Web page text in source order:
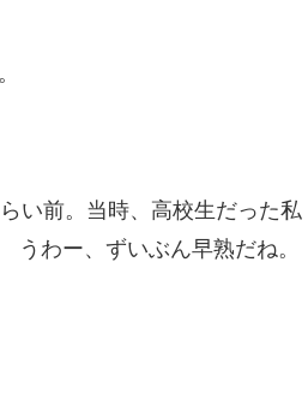
い前。当時、高校生だった私
わー、ずいぶん早熟だね。